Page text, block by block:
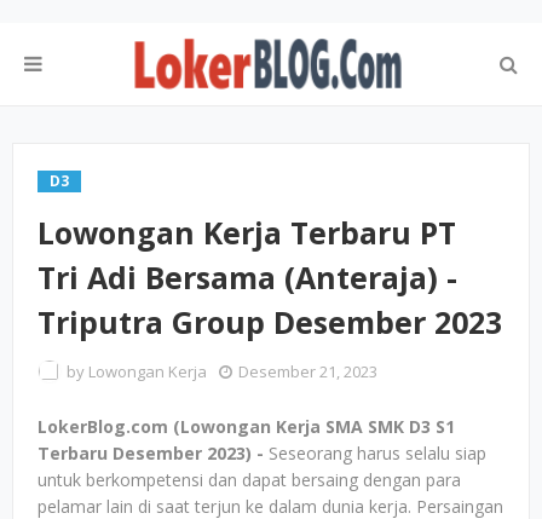
D3
Lowongan Kerja Terbaru PT
Tri Adi Bersama (Anteraja) -
Triputra Group Desember 2023
by Lowongan Kerja Desember 21, 2023
LokerBlog.com (Lowongan Kerja SMA SMK D3 S1
Terbaru Desember 2023) - Seseorang harus selalu siap
untuk berkompetensi dan dapat bersaing dengan para
pelamar lain di saat terjun ke dalam dunia kerja. Persaingan